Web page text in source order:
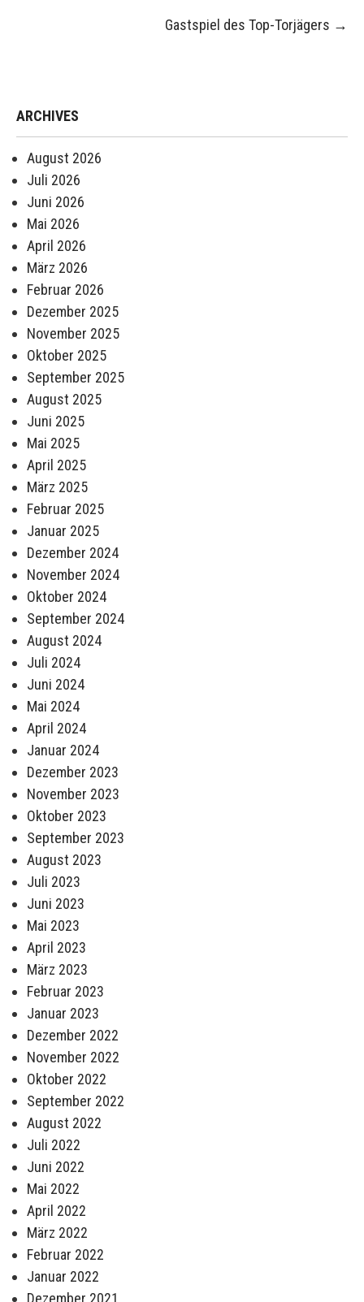
Gastspiel des Top-Torjägers →
ARCHIVES
August 2026
Juli 2026
Juni 2026
Mai 2026
April 2026
März 2026
Februar 2026
Dezember 2025
November 2025
Oktober 2025
September 2025
August 2025
Juni 2025
Mai 2025
April 2025
März 2025
Februar 2025
Januar 2025
Dezember 2024
November 2024
Oktober 2024
September 2024
August 2024
Juli 2024
Juni 2024
Mai 2024
April 2024
Januar 2024
Dezember 2023
November 2023
Oktober 2023
September 2023
August 2023
Juli 2023
Juni 2023
Mai 2023
April 2023
März 2023
Februar 2023
Januar 2023
Dezember 2022
November 2022
Oktober 2022
September 2022
August 2022
Juli 2022
Juni 2022
Mai 2022
April 2022
März 2022
Februar 2022
Januar 2022
Dezember 2021